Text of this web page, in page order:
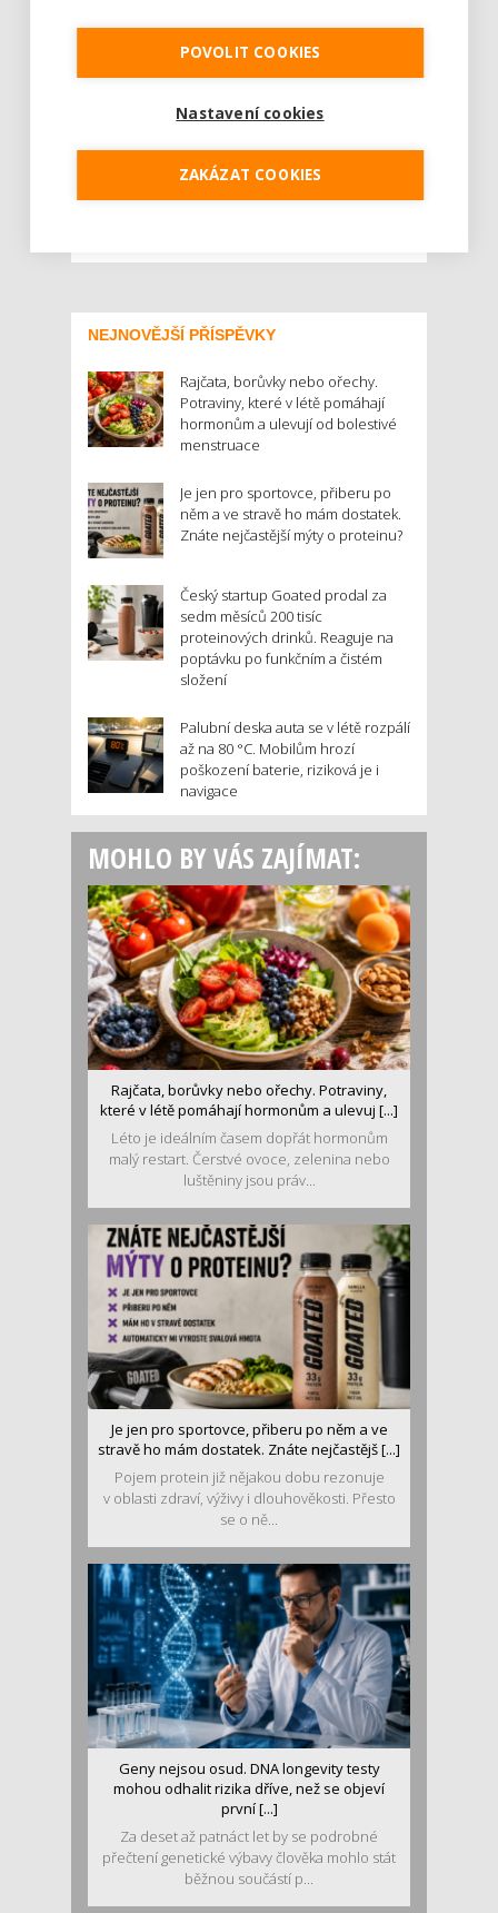
On-line trh s potravinami rok od roku nabírá
na síle díky rostoucím tržbám. V současnosti
prodejny na venkově. Podle odborníků nelze
budoucnosti nabídne vlastní způsob on-line
NEJNOVĚJŠÍ PŘÍSPĚVKY
Rajčata, borůvky nebo ořechy.
Potraviny, které v létě pomáhají
hormonům a ulevují od bolestivé
menstruace
Je jen pro sportovce, přiberu po
něm a ve stravě ho mám dostatek.
Znáte nejčastější mýty o proteinu?
Český startup Goated prodal za
sedm měsíců 200 tisíc
proteinových drinků. Reaguje na
poptávku po funkčním a čistém
složení
Palubní deska auta se v létě rozpálí
až na 80 °C. Mobilům hrozí
poškození baterie, riziková je i
navigace
MOHLO BY VÁS ZAJÍMAT:
Rajčata, borůvky nebo ořechy. Potraviny,
které v létě pomáhají hormonům a ulevuj [...]
Léto je ideálním časem dopřát hormonům
malý restart. Čerstvé ovoce, zelenina nebo
luštěniny jsou práv...
Je jen pro sportovce, přiberu po něm a ve
stravě ho mám dostatek. Znáte nejčastějš [...]
Pojem protein již nějakou dobu rezonuje
v oblasti zdraví, výživy i dlouhověkosti. Přesto
se o ně...
Geny nejsou osud. DNA longevity testy
mohou odhalit rizika dříve, než se objeví
první [...]
Za deset až patnáct let by se podrobné
přečtení genetické výbavy člověka mohlo stát
běžnou součástí p...
POVOLIT COOKIES
Nastavení cookies
ZAKÁZAT COOKIES